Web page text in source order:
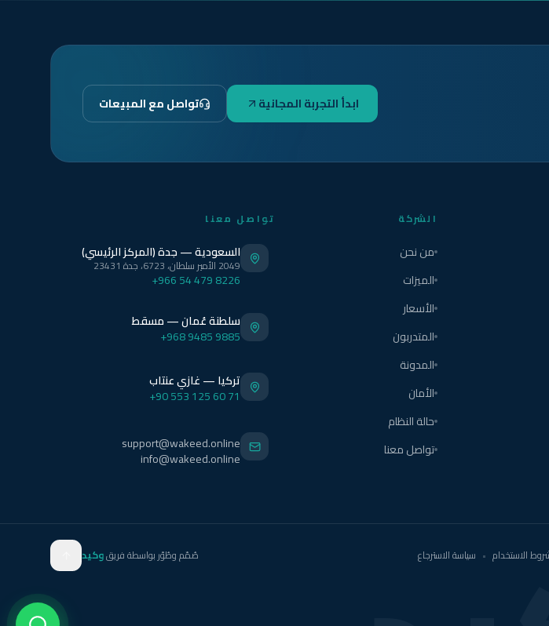
ابدأ التجربة المجانية تواصل مع المبيعات
الشركة
من نحن
الميزات
الأسعار
المتدربون
المدونة
الأمان
حالة النظام
تواصل معنا
تواصل معنا
السعودية — جدة (المركز الرئيسي)
2049 الأمير سلطان، 6723، جدة 23431
+966 54 479 8226
سلطنة عُمان — مسقط
+968 9485 9885
تركيا — غازي عنتاب
+90 553 125 60 71
support@wakeed.online
info@wakeed.online
الاستخدام • سياسة الاسترجاع صُمّم وطُوّر بواسطة فريقوكيد